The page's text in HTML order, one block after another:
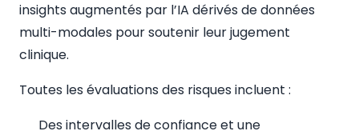
insights augmentés par l’IA dérivés de données
multi-modales pour soutenir leur jugement
clinique.
Toutes les évaluations des risques incluent :
Des intervalles de confiance et une